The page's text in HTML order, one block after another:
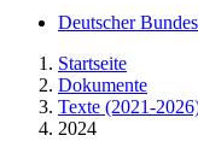
Deutscher
Startseite
Dokumente
Texte (2021-
2024